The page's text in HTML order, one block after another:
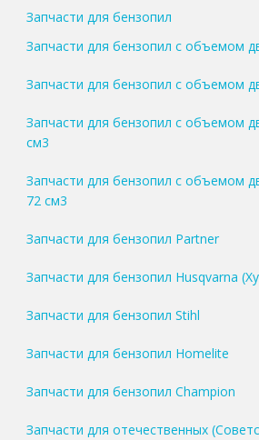
Запчасти для бензопил
Запчасти для бензопил с объемом
Запчасти для бензопил с объемом
Запчасти для бензопил с объемом
см3
Запчасти для бензопил с объемом
72 см3
Запчасти для бензопил Partner
Запчасти для бензопил Husqvarna
Запчасти для бензопил Stihl
Запчасти для бензопил Homelite
Запчасти для бензопил Champion
Запчасти для отечественных